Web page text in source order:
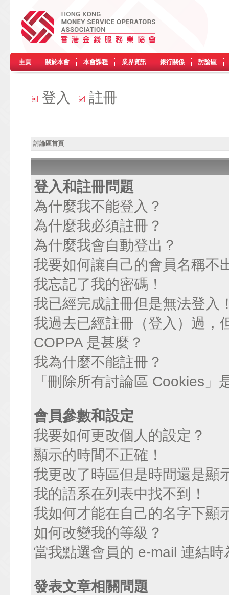
主頁 關於本會 本會課程 業界資訊 銀行關係 討論區
登入 註冊
討論區首頁
登入和註冊問題
為什麼我不能登入？
為什麼我必須註冊？
為什麼我會自動登出？
我要如何讓自己的會員名稱不
我忘記了我的密碼！
我已經完成註冊但是無法登入
我過去已經註冊（登入）過，
COPPA 是甚麼？
我為什麼不能註冊？
「刪除所有討論區 Cookies」
會員參數和設定
我要如何更改個人的設定？
顯示的時間不正確！
我更改了時區但是時間還是顯
我的語系在列表中找不到！
我如何才能在自己的名字下顯
如何改變我的等級？
當我點選會員的 e-mail 連結
發表文章相關問題